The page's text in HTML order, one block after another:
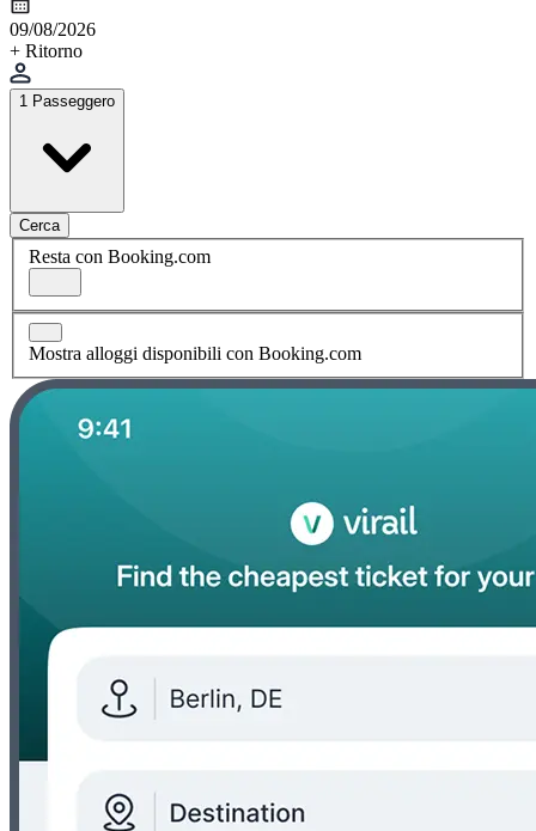
09/08/2026
+ Ritorno
1 Passeggero
Cerca
Resta con Booking.com
Mostra alloggi disponibili con Booking.com